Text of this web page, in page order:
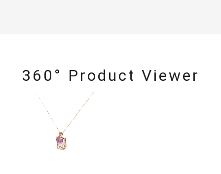
360° Product Viewer